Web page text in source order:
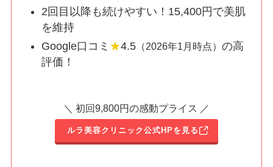
2回目以降も続けやすい！15,400円で美肌
を維持
Google口コミ ★4.5 （2026年1月時点）の高
評価！
＼ 初回9,800円の感動プライス ／
ルラ美容クリニック公式HPを見る